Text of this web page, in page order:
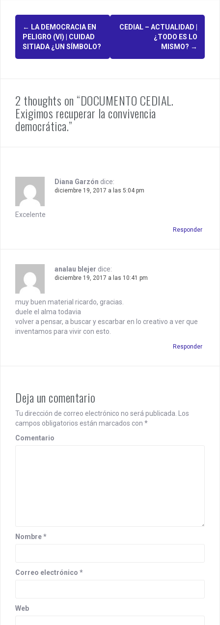
n
a
v
g
t
i
← LA DEMOCRACIA EN
PELIGRO (VI) | CUIDAD
SITIADA ¿UN SÍMBOLO?
CEDIAL – ACTUALIDAD |
¿TODO ES LO
MISMO? →
2 thoughts on “DOCUMENTO CEDIAL.
Exigimos recuperar la convivencia
democrática.”
Diana Garzón dice:
diciembre 19, 2017 a las 5:04 pm
Excelente
Responder
analau blejer dice:
diciembre 19, 2017 a las 10:41 pm
muy buen material ricardo, gracias.
duele el alma todavia
volver a pensar, a buscar y escarbar en lo creativo a ver que
inventamos para vivir con esto.
Responder
Deja un comentario
Tu dirección de correo electrónico no será publicada.
Los
campos obligatorios están marcados con *
Comentario
Nombre*
Correo electrónico *
Web